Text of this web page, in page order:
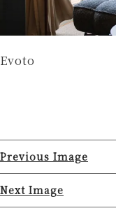
Evoto
Previous Image
Next Image